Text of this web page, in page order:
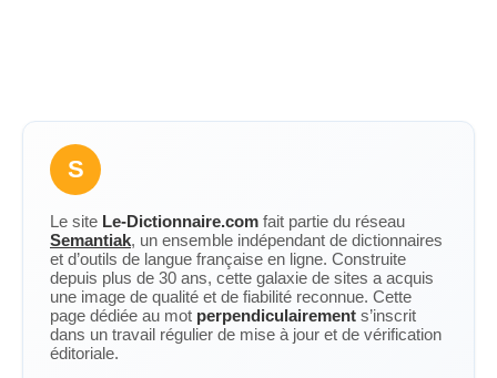
S
Le site Le-Dictionnaire.com fait partie du réseau
Semantiak, un ensemble indépendant de dictionnaires
et d’outils de langue française en ligne. Construite
depuis plus de 30 ans, cette galaxie de sites a acquis
une image de qualité et de fiabilité reconnue. Cette
page dédiée au mot perpendiculairement s’inscrit
dans un travail régulier de mise à jour et de vérification
éditoriale.